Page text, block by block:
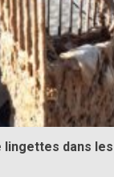
lingettes dans les